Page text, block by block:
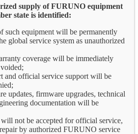
supply of FURUNO equipment
state is identified:
such equipment will be permanently
global service system as unauthorized
coverage will be immediately
and official service support will be
updates, firmware upgrades, technical
documentation will be
not be accepted for official service,
by authorized FURUNO service